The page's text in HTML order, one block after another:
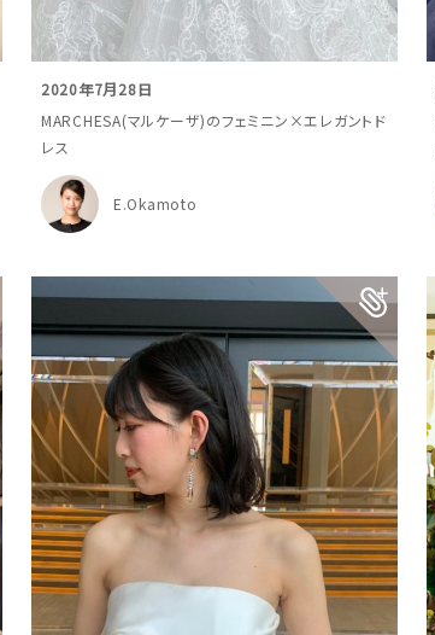
2020年7月28日
MARCHESA(マルケーザ)のフェミニン×エレガントド
レス
E.Okamoto